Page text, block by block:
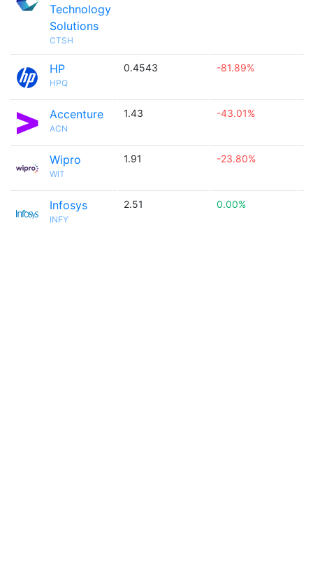
Technology
Solutions
CTSH
HP
HPQ
0.4543 -81.89%
Accenture
ACN
1.43 -43.01%
Wipro
WIT
1.91 -23.80%
Infosys
INFY
2.51 0.00%